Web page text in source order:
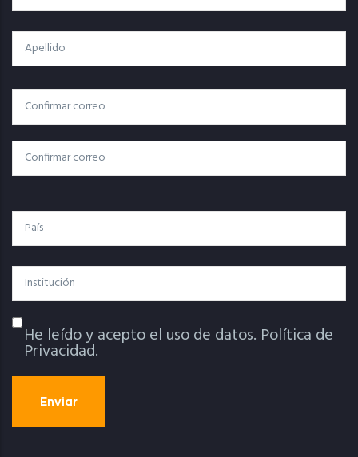
Apellido
Correo
Electrónico
Correo Electrónico
Confirmar Correo
País
Institución
Política De Privacidad
He leído y acepto el uso de datos. Política de
Privacidad.